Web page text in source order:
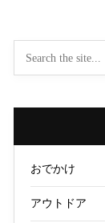
おでかけ
アウトドア